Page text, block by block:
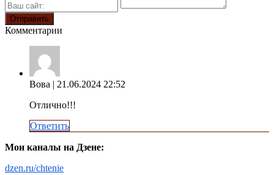
Комментарии
Вова | 21.06.2024 22:52
Отлично!!!
Ответить
Мои каналы на Дзене:
dzen.ru/chtenie